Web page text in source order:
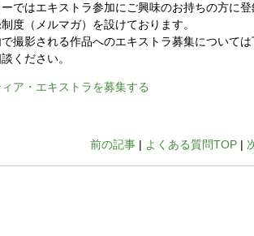
ではエキストラ参加にご興味のお持ちの方に
制度（メルマガ）を設けております。
撮影される作品へのエキストラ募集について
ください。
ア・エキストラを募集する
前の記事 | よくある質問TOP |